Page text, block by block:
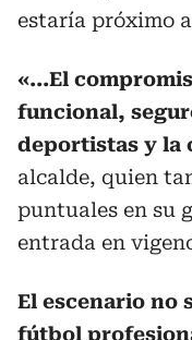
estaría próximo
«...El
funcional,
deportistas y la
alcalde, quien
puntuales en su
entrada en
El escenario no
fútbol